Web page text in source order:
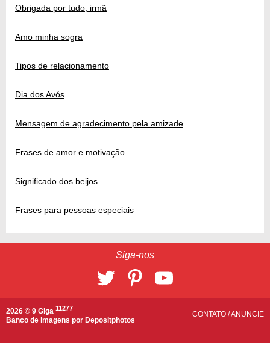
Obrigada por tudo, irmã
Amo minha sogra
Tipos de relacionamento
Dia dos Avós
Mensagem de agradecimento pela amizade
Frases de amor e motivação
Significado dos beijos
Frases para pessoas especiais
Siga-nos
2026 © 9 Giga 11277
Banco de imagens por Depositphotos
CONTATO /ANUNCIE